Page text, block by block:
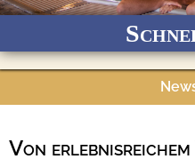
(c) Kur-Gutshof Camping Arterhof
Von